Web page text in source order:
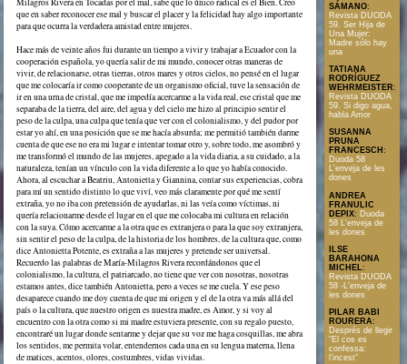
que en saber reconocer ese mal y buscar el placer y la felicidad hay algo importante
para que ocurra la verdadera amistad entre mujeres.
Hace más de veinte años fui durante un tiempo a vivir y trabajar a Ecuador con la
cooperación española, yo quería salir de mi mundo, conocer otras maneras de
vivir, de relacionarse, otras tierras, otros mares y otros cielos, no pensé en el lugar
que me colocaría ir como cooperante de un organismo oficial, tuve la sensación de
ir en una urna de cristal, que me impedía acercarme a la vida real, ese cristal que me
separaba de la tierra, del aire, del agua y del cielo me hizo al principio sentir el
peso de la culpa, una culpa que tenía que ver con el colonialismo, y del pudor por
estar yo ahí, en una posición que se me hacía absurda; me permitió también darme
cuenta de que ese no era mi lugar e intentar tomar otro y, sobre todo, me asombró y
me transformó el mundo de las mujeres, apegado a la vida diaria, a su cuidado, a la
naturaleza, tenían un vínculo con la vida diferente a lo que yo había conocido.
Ahora, al escuchar a Beatriu, Antonietta y Giannina, contar sus experiencias, cobra
para mí un sentido distinto lo que viví, veo más claramente por qué me sentí
extraña, yo no iba con pretensión de ayudarlas, ni las veía como víctimas, ni
quería relacionarme desde el lugar en el que me colocaba mi cultura en relación
con la suya. Cómo acercarme a la otra que es extranjera o para la que soy extranjera,
sin sentir el peso de la culpa, de la historia de los hombres, de la cultura que, como
dice Antonietta Potente, es extraña a las mujeres y pretende ser universal.
Recuerdo las palabras de María-Milagros Rivera recordándonos que el
colonialismo, la cultura, el patriarcado, no tiene que ver con nosotras, nosotras
estamos antes, dice también Antonietta, pero a veces se me cuela. Y ese peso
desaparece cuando me doy cuenta de que mi origen y el de la otra va más allá del
país o la cultura, que nuestro origen es nuestra madre, es Amor, y si voy al
encuentro con la otra como si mi madre estuviera presente, con su regalo puesto,
encontraré un lugar donde sentarme y dejar que su voz me haga cosquillas, me abra
los sentidos, me permita volar, entendernos cada una en su lengua materna, llena
de matices, acentos, olores, costumbres, vidas vividas.
SÁMANO:
Revista DUODA
59. Ser Hija de
Una Mujer:
Madre sólo hay
una
TATIANA
RODRÍGUEZ
WEHRMEISTER:
Revista DUODA
59. Si digo agua,
habla Amor
SUSANNA
PRUNA
FRANCESCH :
Duoda 58
L'enveja de les
dones
ANDREA
FRANULIC
DEPIX: Duoda
58 L'enveja de
les dones
ILSE
BARAHONA
MICHEL:
Revista DUODA
58 -L'enveja de
les dones
PILAR BABI
ROURERA:
Després de llegir
“El cos es
confessa:
l’incest”